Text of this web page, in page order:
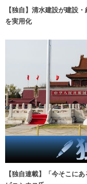
【独自】清水建設が建設
を実用化
【独自連載】「今そこに